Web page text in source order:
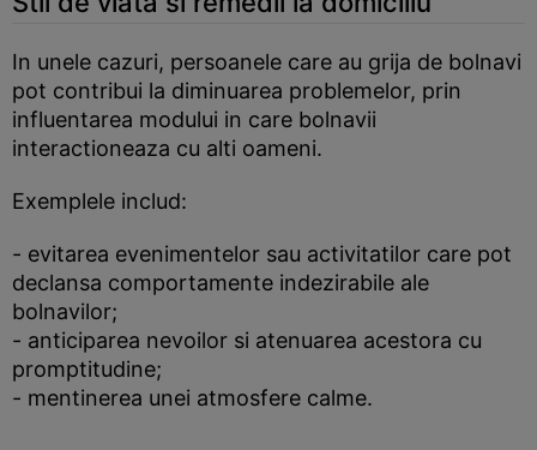
In unele cazuri, persoanele care au grija de bolnavi
pot contribui la diminuarea problemelor, prin
influentarea modului in care bolnavii
interactioneaza cu alti oameni.
Exemplele includ:
- evitarea evenimentelor sau activitatilor care pot
declansa comportamente indezirabile ale
bolnavilor;
- anticiparea nevoilor si atenuarea acestora cu
promptitudine;
- mentinerea unei atmosfere calme.